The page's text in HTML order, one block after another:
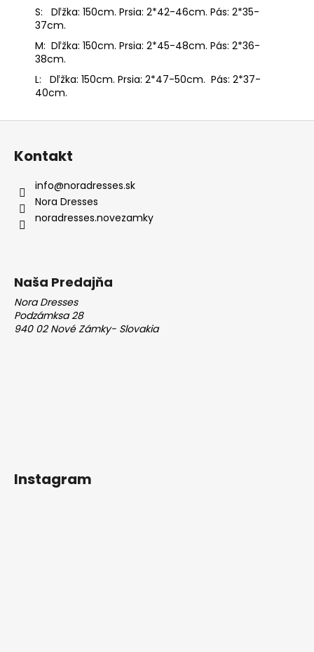
S: Dľžka: 150cm. Prsia: 2*42-46cm. Pás: 2*35-
37cm.
M: Dľžka: 150cm. Prsia: 2*45-48cm. Pás: 2*36-
38cm.
L: Dľžka: 150cm. Prsia: 2*47-50cm. Pás: 2*37-
40cm.
Z
Kontakt
info@noradresses.sk
Nora Dresses
noradresses.novezamky
Naša Predajňa
Nora Dresses
Podzámksa 28
940 02 Nové Zámky- Slovakia
Instagram